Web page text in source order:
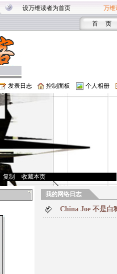
设万维读者为首页 万维
首 页
发表日志 控制面板 个人相册
复制 收藏本页
我的网络日志
China Joe 不是白